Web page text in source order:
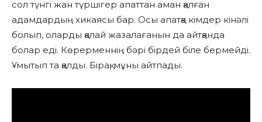
сол түнгі жан түршігер апаттан аман қалған
адамдардың хикаясы бар. Осы апатқа кімдер кінәлі
болып, оларды қалай жазалағанын да айтқанда
болар еді. Көрерменнің бәрі бірдей біле бермейді.
Ұмытып та қалды. Бірақ, мұны айтпады.